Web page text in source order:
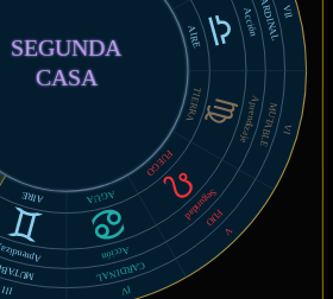
III IV
V
VI
VII
AIRE AGUA
FUEGO
TIERRA
AIRE
CARDINAL
FIJO
MUTABLE
CARDINAL
Acción
Seguridad
Aprendizaje
Acción
SEGUNDA
CASA